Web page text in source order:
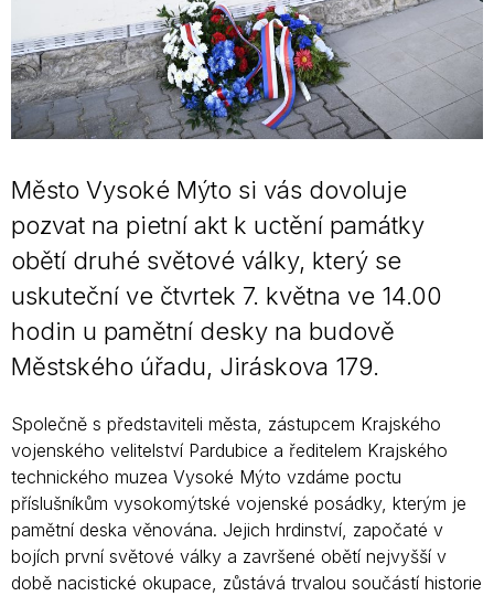
Město Vysoké Mýto si vás dovoluje
pozvat na pietní akt k uctění památky
obětí druhé světové války, který se
uskuteční ve čtvrtek 7. května ve 14.00
hodin u pamětní desky na budově
Městského úřadu, Jiráskova 179.
Společně s představiteli města, zástupcem Krajského
vojenského velitelství Pardubice a ředitelem Krajského
technického muzea Vysoké Mýto vzdáme poctu
příslušníkům vysokomýtské vojenské posádky, kterým je
pamětní deska věnována. Jejich hrdinství, započaté v
bojích první světové války a završené obětí nejvyšší v
době nacistické okupace, zůstává trvalou součástí historie